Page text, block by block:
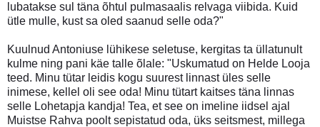
lubatakse sul täna õhtul pulmasaalis relvaga viibida. Kuid
ütle mulle, kust sa oled saanud selle oda?"
Kuulnud Antoniuse lühikese seletuse, kergitas ta üllatunult
kulme ning pani käe talle õlale: "Uskumatud on Helde Looja
teed. Minu tütar leidis kogu suurest linnast üles selle
inimese, kellel oli see oda! Minu tütart kaitses täna linnas
selle Lohetapja kandja! Tea, et see on imeline iidsel ajal
Muistse Rahva poolt sepistatud oda, üks seitsmest, millega